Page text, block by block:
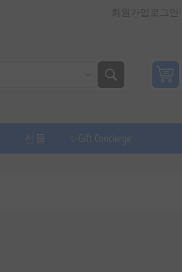
회원가입 로그인
선물 ✨Gift Concierge